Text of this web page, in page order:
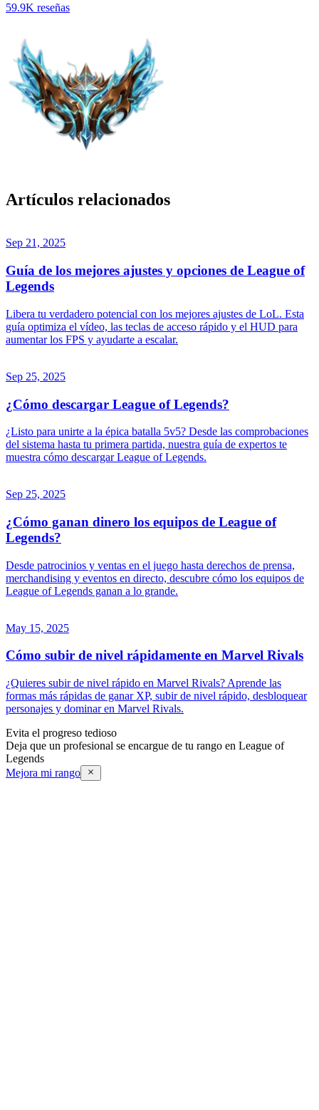
59.9K reseñas
Artículos relacionados
Sep 21, 2025
Guía de los mejores ajustes y opciones de League of
Legends
Libera tu verdadero potencial con los mejores ajustes de LoL. Esta
guía optimiza el vídeo, las teclas de acceso rápido y el HUD para
aumentar los FPS y ayudarte a escalar.
Sep 25, 2025
¿Cómo descargar League of Legends?
¿Listo para unirte a la épica batalla 5v5? Desde las comprobaciones
del sistema hasta tu primera partida, nuestra guía de expertos te
muestra cómo descargar League of Legends.
Sep 25, 2025
¿Cómo ganan dinero los equipos de League of
Legends?
Desde patrocinios y ventas en el juego hasta derechos de prensa,
merchandising y eventos en directo, descubre cómo los equipos de
League of Legends ganan a lo grande.
May 15, 2025
Cómo subir de nivel rápidamente en Marvel Rivals
¿Quieres subir de nivel rápido en Marvel Rivals? Aprende las
formas más rápidas de ganar XP, subir de nivel rápido, desbloquear
personajes y dominar en Marvel Rivals.
Evita el progreso tedioso
Deja que un profesional se encargue de tu rango en League of
Legends
Mejora mi rango